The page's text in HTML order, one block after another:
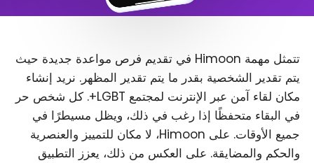
تتمثل مهمة Himoon في تقديم فرص مواعدة جديدة حيث
يتم تقدير الشخصية بقدر ما يتم تقدير المظهر. نريد إنشاء
مكان لقاء آمن عبر الإنترنت لمجتمع LGBT+. كل شخص حر
في البقاء متحفظًا إذا رغب في ذلك، ويظل مسيطرًا في
جميع الأوقات. على Himoon، لا مكان للتمييز والعنصرية
والحكم والمضايقة. على العكس من ذلك، يعزز التطبيق